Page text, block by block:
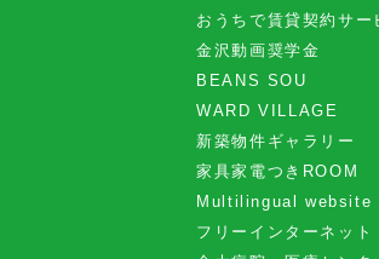
おうちで賃貸契約サー
金沢動画奨学金
BEANS SOU
WARD VILLAGE
新築物件ギャラリー
家具家電つきROOM
Multilingual website
フリーインターネット